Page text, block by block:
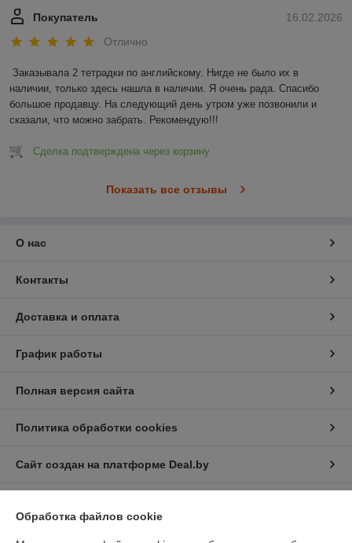
16.02.2026
Покупатель
Отлично
Заказывала 2 тетрадки по английскому. Нигде не было их в
наличии, только здесь нашла в наличии. Я очень рада. Спасибо
большое продавцу. На следующий день утром уже позвонили и
сказали, что можно забрать. Рекомендую!!!
Сделка подтверждена через корзину
Показать все отзывы
О нас
Контакты
Доставка и оплата
График работы
Полная версия сайта
Политика обработки cookies
Сайт создан на платформе Deal.by
Обработка файлов cookie